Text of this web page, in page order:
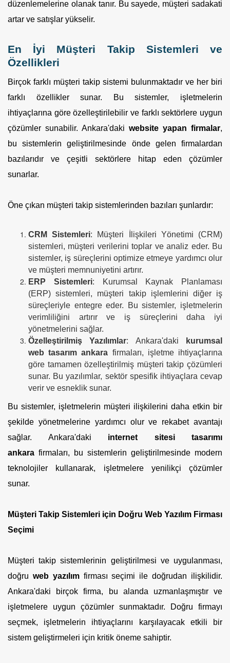
düzenlemelerine olanak tanır. Bu sayede, müşteri sadakati
artar ve satışlar yükselir.
En İyi Müşteri Takip Sistemleri ve
Özellikleri
Birçok farklı müşteri takip sistemi bulunmaktadır ve her biri
farklı özellikler sunar. Bu sistemler, işletmelerin
ihtiyaçlarına göre özelleştirilebilir ve farklı sektörlere uygun
çözümler sunabilir. Ankara'daki website yapan firmalar,
bu sistemlerin geliştirilmesinde önde gelen firmalardan
bazılarıdır ve çeşitli sektörlere hitap eden çözümler
sunarlar.
Öne çıkan müşteri takip sistemlerinden bazıları şunlardır:
CRM Sistemleri: Müşteri İlişkileri Yönetimi (CRM)
sistemleri, müşteri verilerini toplar ve analiz eder. Bu
sistemler, iş süreçlerini optimize etmeye yardımcı olur
ve müşteri memnuniyetini artırır.
ERP Sistemleri: Kurumsal Kaynak Planlaması
(ERP) sistemleri, müşteri takip işlemlerini diğer iş
süreçleriyle entegre eder. Bu sistemler, işletmelerin
verimliliğini artırır ve iş süreçlerini daha iyi
yönetmelerini sağlar.
Özelleştirilmiş Yazılımlar: Ankara'daki
kurumsal
web tasarım ankara firmaları, işletme ihtiyaçlarına
göre tamamen özelleştirilmiş müşteri takip çözümleri
sunar. Bu yazılımlar, sektör spesifik ihtiyaçlara cevap
verir ve esneklik sunar.
Bu sistemler, işletmelerin müşteri ilişkilerini daha etkin bir
şekilde yönetmelerine yardımcı olur ve rekabet avantajı
sağlar. Ankara'daki internet sitesi tasarımı
ankara firmaları, bu sistemlerin geliştirilmesinde modern
teknolojiler kullanarak, işletmelere yenilikçi çözümler
sunar.
Müşteri Takip Sistemleri için Doğru Web Yazılım Firması
Seçimi
Müşteri takip sistemlerinin geliştirilmesi ve uygulanması,
doğru web yazılımfirması seçimi ile doğrudan ilişkilidir.
Ankara'daki birçok firma, bu alanda uzmanlaşmıştır ve
işletmelere uygun çözümler sunmaktadır. Doğru firmayı
seçmek, işletmelerin ihtiyaçlarını karşılayacak etkili bir
sistem geliştirmeleri için kritik öneme sahiptir.